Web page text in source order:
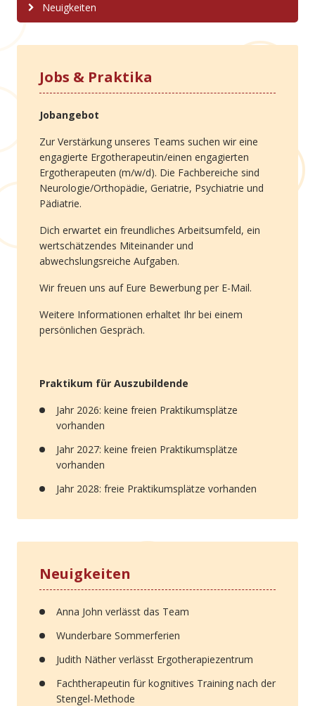
Neuigkeiten
Jobs & Praktika
Jobangebot
Zur Verstärkung unseres Teams suchen wir eine
engagierte Ergotherapeutin/einen engagierten
Ergotherapeuten (m/w/d). Die Fachbereiche sind
Neurologie/Orthopädie, Geriatrie, Psychiatrie und
Pädiatrie.
Dich erwartet ein freundliches Arbeitsumfeld, ein
wertschätzendes Miteinander und
abwechslungsreiche Aufgaben.
Wir freuen uns auf Eure Bewerbung per E-Mail.
Weitere Informationen erhaltet Ihr bei einem
persönlichen Gespräch.
Praktikum für Auszubildende
Jahr 2026: keine freien Praktikumsplätze
vorhanden
Jahr 2027: keine freien Praktikumsplätze
vorhanden
Jahr 2028: freie Praktikumsplätze vorhanden
Neuigkeiten
Anna John verlässt das Team
Wunderbare Sommerferien
Judith Näther verlässt Ergotherapiezentrum
Fachtherapeutin für kognitives Training nach der
Stengel-Methode